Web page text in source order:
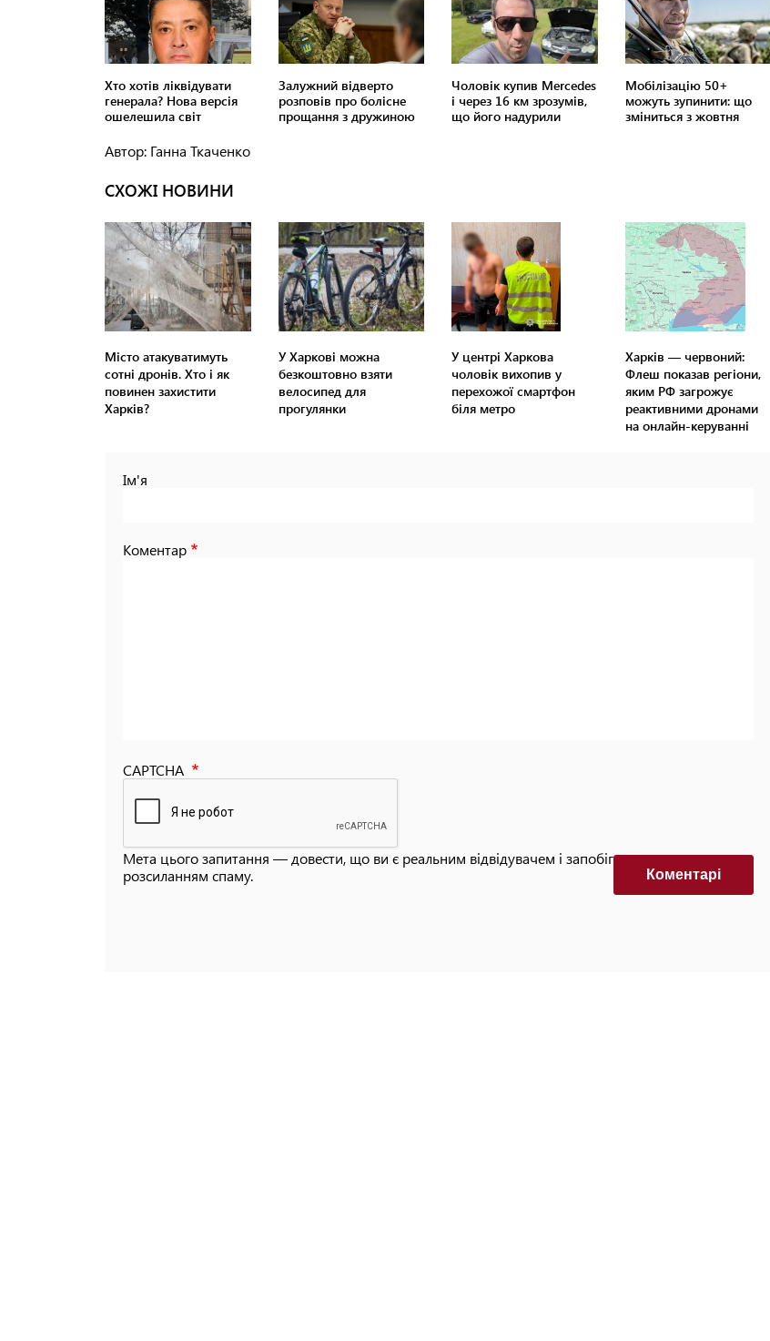
Автор: Ганна Ткаченко
СХОЖІ НОВИНИ
Місто атакуватимуть
сотні дронів. Хто і як
повинен захистити
Харків?
У Харкові можна
безкоштовно взяти
велосипед для
прогулянки
У центрі Харкова
чоловік вихопив у
перехожої смартфон
біля метро
Харків — червоний:
Флеш показав регіони,
яким РФ загрожує
реактивними дронами
на онлайн-керуванні
Ім'я
Коментар
CAPTCHA
Мета цього запитання — довести, що ви є реальним відвідувачем і запобігти автоматизованим
розсиланням спаму.
Коментарi